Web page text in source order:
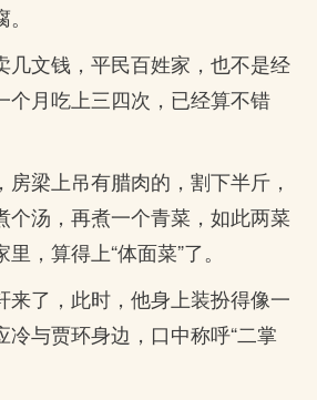
几文钱，平民百姓家，也不是经
个月吃上三四次，已经算不错
房梁上吊有腊肉的，割下半斤，
个汤，再煮一个青菜，如此两菜
，算得上“体面菜”了。
来了，此时，他身上装扮得像一
与贾环身边，口中称呼“二掌